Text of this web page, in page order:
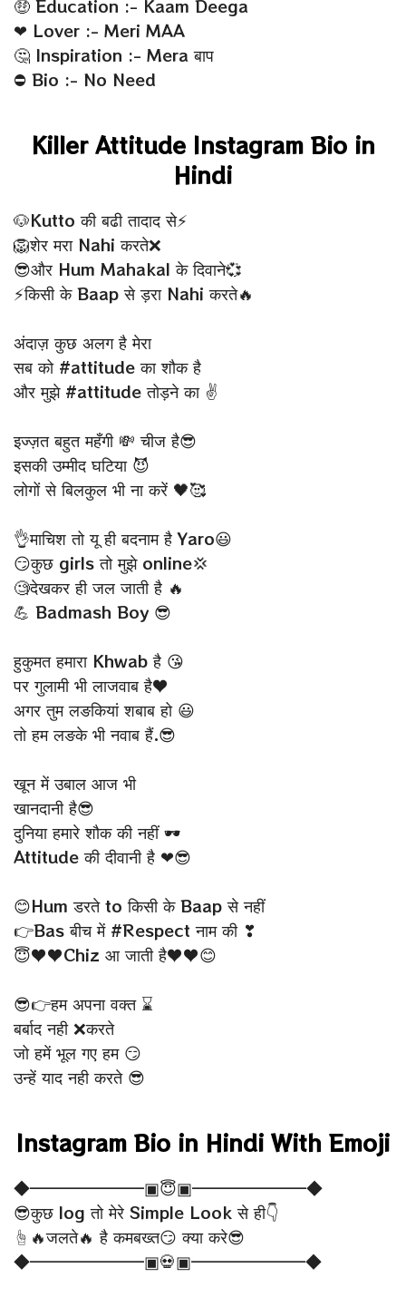
🤑 Education :- Kaam Deega
❤ Lover :- Meri MAA
🤔 Inspiration :- Mera बाप
⛔ Bio :- No Need
Killer Attitude Instagram Bio in
Hindi
🐶Kutto की बढी तादाद से⚡
🦁शेर मरा Nahi करते❌
😎और Hum Mahakal के दिवाने💞
⚡किसी के Baap से ड़रा Nahi करते🔥
अंदाज़ कुछ अलग है मेरा
सब को #attitude का शौक है
और मुझे #attitude तोड़ने का ✌
इज्ज़त बहुत महँगी 💸 चीज है😎
इसकी उम्मीद घटिया 😈
लोगों से बिलकुल भी ना करें 🖤🥰
👌माचिश तो यू ही बदनाम है Yaro😃
😏कुछ girls तो मुझे online💢
🧐देखकर ही जल जाती है 🔥
💪 Badmash Boy 😎
हुकुमत हमारा ‪Khwab‬ है 😘
पर गुलामी भी ‪लाजवाब‬ है♥
अगर तुम लङकियां ‎शबाब‬ हो 😃
तो हम लङके भी ‪नवाब‬ हैं.😎
खून में उबाल आज भी
खानदानी है😎
दुनिया हमारे शौक की नहीं 🕶
Attitude की दीवानी है ❤😎
😊Hum डरते to किसी के Baap से नहीं
👉Bas बीच में #Respect नाम की ❣
😇♥♥Chiz आ जाती है♥♥😊
😎👉हम अपना वक्त ⌛
बर्बाद नही ❌करते
जो हमें भूल गए हम 😏
उन्हें याद नही करते 😎
Instagram Bio in Hindi With Emoji
◆━━━━━━━▣😇▣━━━━━━━◆
😎कुछ log तो मेरे Simple Look से ही👇
☝🔥जलते🔥 है कमबख्त😏 क्या करे😎
◆━━━━━━━▣💀▣━━━━━━━◆